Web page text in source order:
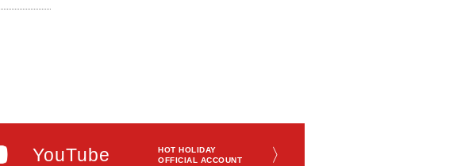
YouTube
HOT HOLIDAY
OFFICIAL ACCOUNT
〉